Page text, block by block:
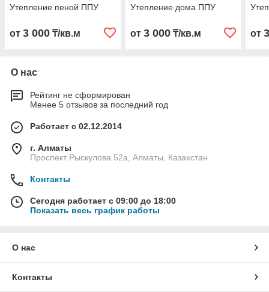
Утепление пеной ППУ
от 3 000 ₸/кв.м
Утепление дома ППУ
от 3 000₸/кв.м от
О нас
Рейтинг не сформирован
Менее 5 отзывов за последний год
Работает с 02.12.2014
г. Алматы
Проспект Рыскулова 52а, Алматы, Казахстан
Контакты
Сегодня работает с 09:00 до 18:00
Показать весь график работы
О нас
Контакты